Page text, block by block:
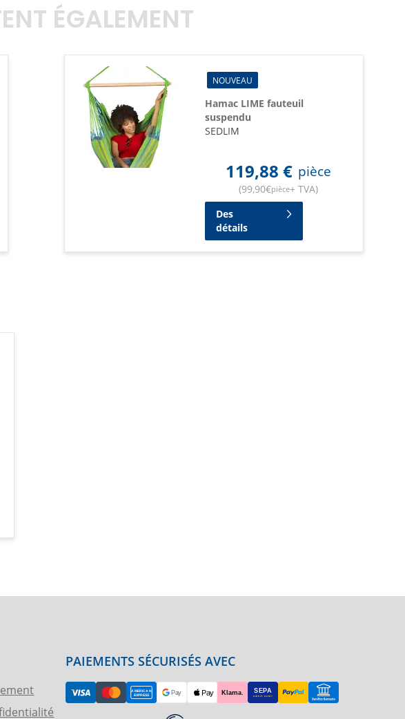
ÉGALEMENT
NOUVEAU
Hamac LIME fauteuil
suspendu
SEDLIM
119,88 € pièce
(99,90€pièce+ TVA)
Des
détails
PAIEMENTS SÉCURISÉS AVEC